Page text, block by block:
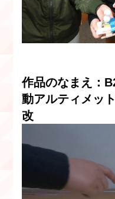
作品のなまえ：
動アルティメッ
改